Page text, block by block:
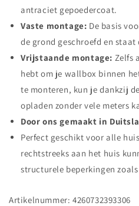
antraciet gepoedercoat.
Vaste montage: De basis
de grond geschroefd en staat
Vrijstaande montage: Zelfs
hebt om je wallbox binnen
te monteren, kun je dankzij
opladen zonder vele meters
Door ons gemaakt in
Perfect geschikt voor alle
rechtstreeks aan het huis
structurele beperkingen
Artikelnummer: 4260732393306